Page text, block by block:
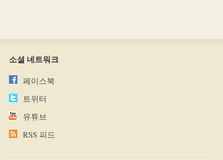
소셜 네트워크
페이스북
트위터
유튜브
RSS 피드